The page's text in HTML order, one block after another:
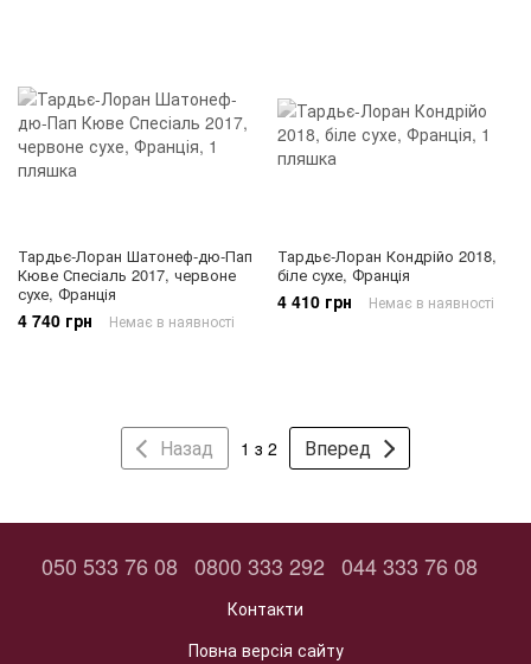
Тардьє-Лоран Шатонеф-дю-Пап
Кюве Спесіаль 2017, червоне
сухе, Франція
4 740 грн Немає в наявності
Тардьє-Лоран Кондрійо 2018,
біле сухе, Франція
4 410 грн Немає в наявності
Назад 1 з 2 Вперед
050 533 76 08 0800 333 292 044 333 76 08
Контакти
Повна версія сайту